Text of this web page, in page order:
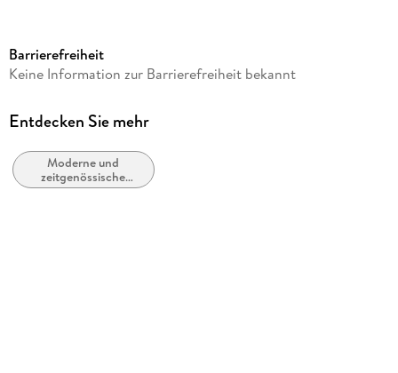
Dateigröße
Laufzeit
Altersempfehlung
ab 18 Jahre
Barrierefreiheit
Keine Information zur Barrierefreiheit bekannt
Entdecken Sie mehr
Moderne und
zeitgenössische
Belletristik: allgemein